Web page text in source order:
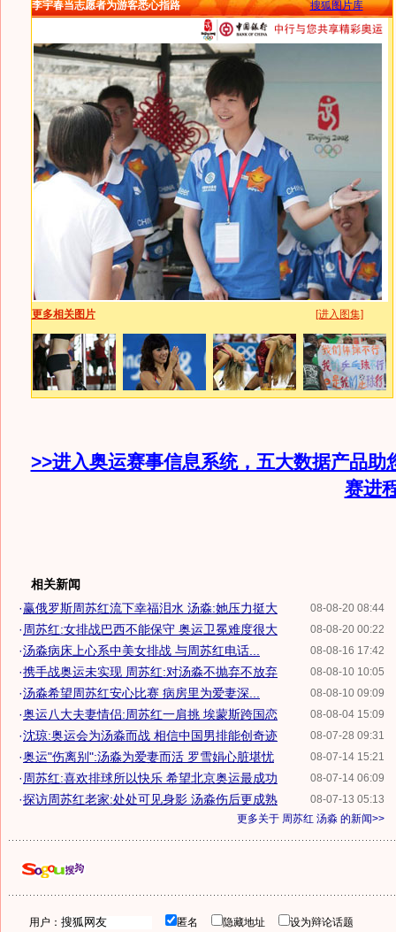
李宇春当志愿者为游客悉心指路 搜狐图片库
更多相关图片 [进入图集]
>>进入奥运赛事信息系统，五大数据产品助
赛进
相关新闻
08-08-20 08:44
·赢俄罗斯周苏红流下幸福泪水 汤淼:她压力挺大
08-08-20 00:22
· 周苏红:女排战巴西不能保守 奥运卫冕难度很大
08-08-16 17:42
·汤淼病床上心系中美女排战 与周苏红电话...
08-08-10 10:05
·携手战奥运未实现 周苏红:对汤淼不抛弃不放弃
08-08-10 09:09
·汤淼希望周苏红安心比赛 病房里为爱妻深...
08-08-04 15:09
·奥运八大夫妻情侣:周苏红一肩挑 埃蒙斯跨国恋
08-07-28 09:31
·沈琼:奥运会为汤淼而战 相信中国男排能创奇迹
08-07-14 15:21
·奥运"伤离别":汤淼为爱妻而活 罗雪娟心脏堪忧
08-07-14 06:09
· 周苏红:喜欢排球所以快乐 希望北京奥运最成功
08-07-13 05:13
·探访周苏红老家:处处可见身影 汤淼伤后更成熟
更多关于 周苏红 汤淼 的新闻>>
用户： 匿名 隐藏地址
设为辩论话题